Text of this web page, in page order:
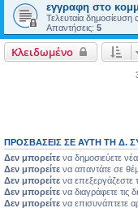
εγγραφη στο
Τελευταία δημοσίευση
Απαντήσεις: 5
Κλειδωμένο
ΠΡΟΣΒΆΣΕΙΣ ΣΕ ΑΥΤΉ ΤΗ Δ.
Δεν μπορείτε να δημοσιεύετε
Δεν μπορείτε να απαντάτε σε
Δεν μπορείτε να επεξεργάζεστε
Δεν μπορείτε να διαγράφετε τις
Δεν μπορείτε να επισυνάπτετε